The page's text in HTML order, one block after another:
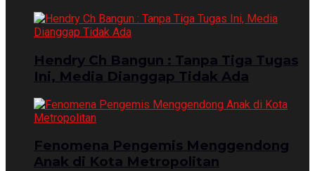
Hendry Ch Bangun : Tanpa Tiga Tugas
Ini, Media Dianggap Tidak Ada
Fenomena Pengemis Menggendong
Anak di Kota Metropolitan